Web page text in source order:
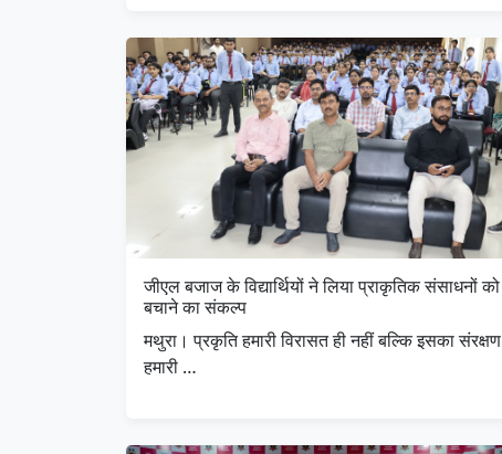
जीएल बजाज के विद्यार्थियों ने लिया प्राकृतिक संसाधनों को
बचाने का संकल्प
मथुरा। प्रकृति हमारी विरासत ही नहीं बल्कि इसका संरक्षण
हमारी …